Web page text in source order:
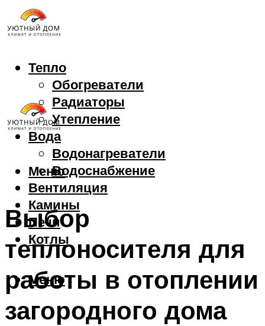
Тепло
Обогреватели
Радиаторы
Утепление
Вода
Водонагреватели
Водоснабжение
Вентиляция
Камины
Печи
Котлы
Меню
Меню
Выбор
теплоносителя для
работы в отоплении
загородного дома